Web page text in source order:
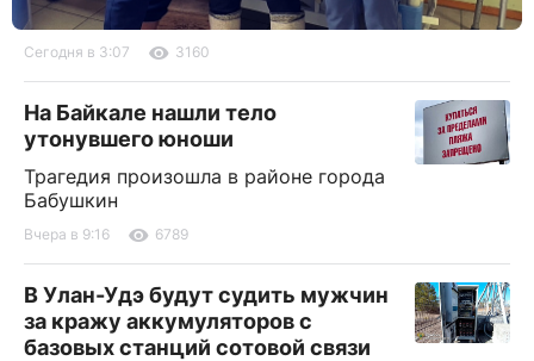
Сегодня в 3:07 3160
На Байкале нашли тело
утонувшего юноши
Трагедия произошла в районе города
Бабушкин
Вчера в 9:16 6789
В Улан-Удэ будут судить мужчин
за кражу аккумуляторов с
базовых станций сотовой связи